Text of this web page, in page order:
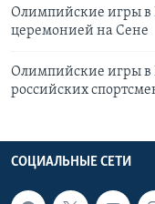
Олимпийские игры в
церемонией на Сене
Олимпийские игры в
российских
СОЦИАЛЬНЫЕ СЕТИ